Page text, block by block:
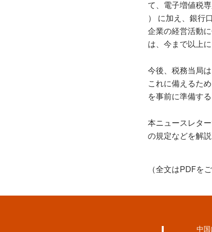
て、電子増値税
） に加え、銀行
企業の経営活動
は、今まで以上
今後、税務当局
これに備えるた
を事前に準備す
本ニュースレタ
の規定などを解説
（全文はPDFを
中